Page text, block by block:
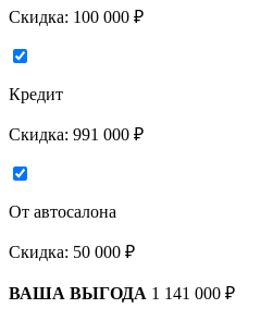
Скидка: 100 000 ₽
Кредит
Скидка: 991 000 ₽
От автосалона
Скидка: 50 000 ₽
ВАША ВЫГОДА 1 141 000 ₽